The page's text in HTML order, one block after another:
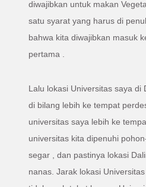
diwajibkan untuk makan
satu syarat yang harus di
bahwa kita diwajibkan masuk
pertama .
Lalu lokasi Universitas saya di
di bilang lebih ke tempat
universitas saya lebih ke
universitas kita dipenuhi
segar , dan pastinya lokasi
nanas. Jarak lokasi